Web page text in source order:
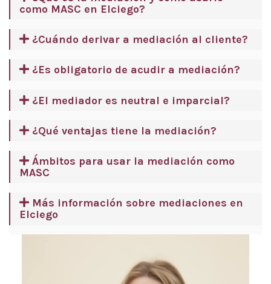
como MASC en Elciego?
¿Cuándo derivar a mediación al cliente?
¿Es obligatorio de acudir a mediación?
¿El mediador es neutral e imparcial?
¿Qué ventajas tiene la mediación?
Ámbitos para usar la mediación como
MASC
Más información sobre mediaciones en
Elciego